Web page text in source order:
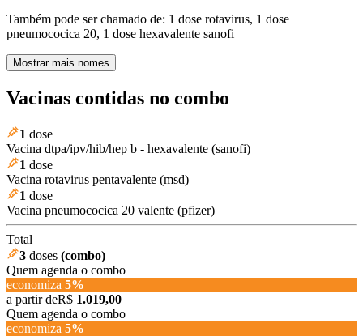
Também pode ser chamado de: 1 dose rotavirus, 1 dose
pneumococica 20, 1 dose hexavalente sanofi
Mostrar mais nomes
Vacinas contidas no combo
1 dose
Vacina dtpa/ipv/hib/hep b - hexavalente (sanofi)
1 dose
Vacina rotavirus pentavalente (msd)
1 dose
Vacina pneumococica 20 valente (pfizer)
Total
3 doses (combo)
Quem agenda o combo
economiza 5%
a partir deR$ 1.019,00
Quem agenda o combo
economiza 5%